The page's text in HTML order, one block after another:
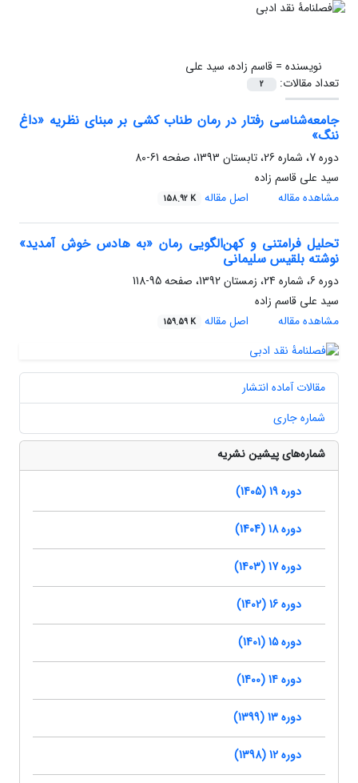
نویسنده =قاسم زاده، سید علی
تعداد مقالات:
2
جامعه‌شناسی رفتار در رمان طناب کشی بر مبنای نظریه «داغ
ننگ»
دوره 7، شماره 26، تابستان 1393، صفحه
61-80
سید علی قاسم زاده
مشاهده مقاله
اصل مقاله 158.92 K
تحلیل فرامتنی و کهن‌الگویی رمان «به هادس خوش آمدید»
نوشته بلقیس سلیمانی
دوره 6، شماره 24، زمستان 1392، صفحه
95-118
سید علی قاسم زاده
مشاهده مقاله
اصل مقاله 159.59 K
مقالات آماده انتشار
شماره جاری
شماره‌های پیشین نشریه
دوره 19 (1405)
دوره 18 (1404)
دوره 17 (1403)
دوره 16 (1402)
دوره 15 (1401)
دوره 14 (1400)
دوره 13 (1399)
دوره 12 (1398)